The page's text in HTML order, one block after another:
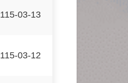
115-03-13
115-03-12